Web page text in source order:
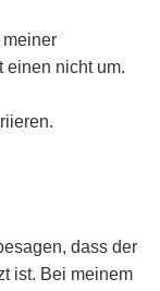
einen nicht um.
dass der
ist. Bei meinem